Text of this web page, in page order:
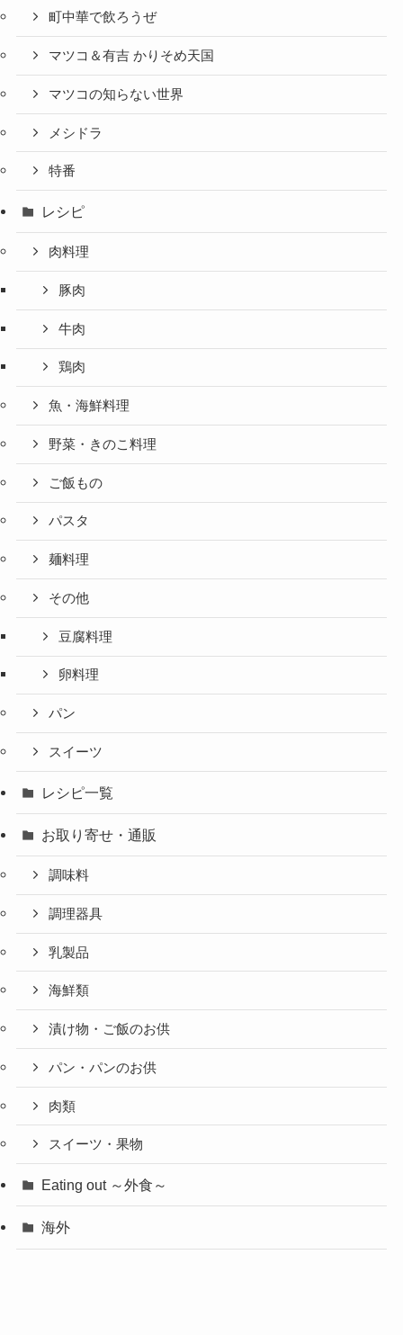
町中華で飲ろうぜ
マツコ＆有吉 かりそめ天国
マツコの知らない世界
メシドラ
特番
レシピ
肉料理
豚肉
牛肉
鶏肉
魚・海鮮料理
野菜・きのこ料理
ご飯もの
パスタ
麺料理
その他
豆腐料理
卵料理
パン
スイーツ
レシピ一覧
お取り寄せ・通販
調味料
調理器具
乳製品
海鮮類
漬け物・ご飯のお供
パン・パンのお供
肉類
スイーツ・果物
Eating out ～外食～
海外